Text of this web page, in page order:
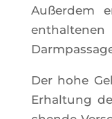
Außer­dem
Der hohe
Erhal­tung